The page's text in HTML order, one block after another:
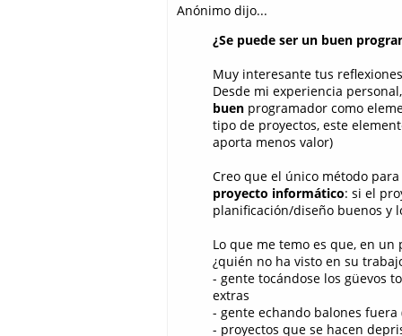
Anónimo dijo...
¿Se puede ser un buen
Muy interesante tus
Desde mi experiencia
buen programador como
tipo de proyectos, este
aporta menos valor)
Creo que el único método
proyecto informático: si el
planificación/diseño buenos y
Lo que me temo es que, en
¿quién no ha visto en su
- gente tocándose los güevos
extras
- gente echando balones
- proyectos que se hacen